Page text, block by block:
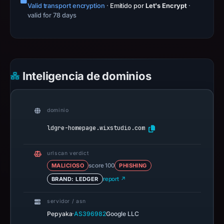
Valid transport encryption · Emitido por Let's Encrypt ·
valid for 78 days
Inteligencia de dominios
dominio
ldgre-homepage.wixstudio.com
urlscan verdict
MALICIOSO score 100
PHISHING
BRAND: LEDGER
report ↗
servidor / asn
Pepyaka·AS396982Google LLC